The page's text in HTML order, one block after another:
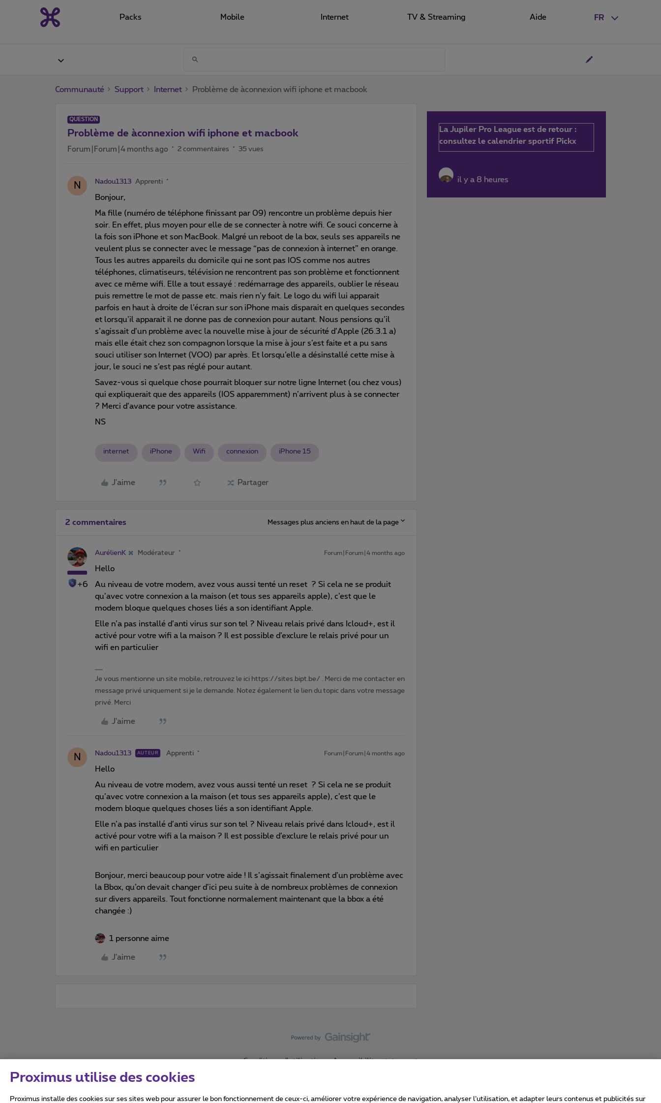
FR
Packs Mobile Internet TV & Streaming Aide
Communauté Support Internet Problème de àconnexion wifi iphone et macbook
QUESTION
Problème de àconnexion wifi iphone et macbook
Forum|Forum|4 months ago 2 commentaires 35 vues
N Nadou1313 Apprenti
Bonjour,
Ma fille (numéro de téléphone finissant par 09) rencontre un problème depuis hier
soir. En effet, plus moyen pour elle de se connecter à notre wifi. Ce souci concerne à
la fois son iPhone et son MacBook. Malgré un reboot de la box, seuls ses appareils ne
veulent plus se connecter avec le message “pas de connexion à internet” en orange.
Tous les autres appareils du domicile qui ne sont pas IOS comme nos autres
téléphones, climatiseurs, télévision ne rencontrent pas son problème et fonctionnent
avec ce même wifi. Elle a tout essayé : redémarrage des appareils, oublier le réseau
puis remettre le mot de passe etc. mais rien n’y fait. Le logo du wifi lui apparait
parfois en haut à droite de l’écran sur son iPhone mais disparait en quelques secondes
et lorsqu’il apparait il ne donne pas de connexion pour autant. Nous pensions qu’il
s’agissait d’un problème avec la nouvelle mise à jour de sécurité d’Apple (26.3.1 a)
mais elle était chez son compagnon lorsque la mise à jour s’est faite et a pu sans
souci utiliser son Internet (VOO) par après. Et lorsqu’elle a désinstallé cette mise à
jour, le souci ne s’est pas réglé pour autant.
Savez-vous si quelque chose pourrait bloquer sur notre ligne Internet (ou chez vous)
qui expliquerait que des appareils (IOS apparemment) n’arrivent plus à se connecter
? Merci d’avance pour votre assistance.
NS
internet iPhone Wifi connexion iPhone 15
J'aime Partager
2 commentaires Messages plus anciens en haut de la page
+6
AurélienK Modérateur Forum|Forum|4 months ago
Hello
Au niveau de votre modem, avez vous aussi tenté un reset ? Si cela ne se produit
qu’avec votre connexion a la maison (et tous ses appareils apple), c’est que le
modem bloque quelques choses liés a son identifiant Apple.
Elle n’a pas installé d’anti virus sur son tel ? Niveau relais privé dans Icloud+, est il
activé pour votre wifi a la maison ? Il est possible d’exclure le relais privé pour un
wifi en particulier
Je vous mentionne un site mobile, retrouvez le ici https://sites.bipt.be/ . Merci de me contacter en
message privé uniquement si je le demande. Notez également le lien du topic dans votre message
privé. Merci
J'aime
N Nadou1313 AUTEUR Apprenti Forum|Forum|4 months ago
Hello
Au niveau de votre modem, avez vous aussi tenté un reset ? Si cela ne se produit
qu’avec votre connexion a la maison (et tous ses appareils apple), c’est que le
modem bloque quelques choses liés a son identifiant Apple.
Elle n’a pas installé d’anti virus sur son tel ? Niveau relais privé dans Icloud+, est il
activé pour votre wifi a la maison ? Il est possible d’exclure le relais privé pour un
wifi en particulier
Bonjour, merci beaucoup pour votre aide ! Il s’agissait finalement d’un problème avec
la Bbox, qu’on devait changer d’ici peu suite à de nombreux problèmes de connexion
sur divers appareils. Tout fonctionne normalement maintenant que la bbox a été
changée :)
1 personne aime
J'aime
La Jupiler Pro League est de retour :
consultez le calendrier sportif Pickx
il y a 8 heures
Conditions d'utilisation Accessibility statement
Proximus utilise des cookies
Proximus installe des cookies sur ses sites web pour assurer le bon fonctionnement de ceux-ci, améliorer votre expérience de navigation, analyser l’utilisation, et adapter leurs contenus et publicités sur